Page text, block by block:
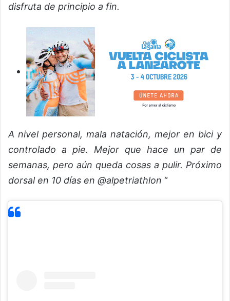
disfruta de principio a fin.
A nivel personal, mala natación, mejor en bici y
controlado a pie. Mejor que hace un par de
semanas, pero aún queda cosas a pulir. Próximo
dorsal en 10 días en @alpetriathlon “